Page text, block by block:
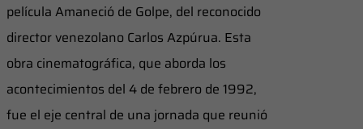
película Amaneció de Golpe, del reconocido
director venezolano Carlos Azpúrua. Esta
obra cinematográfica, que aborda los
acontecimientos del 4 de febrero de 1992,
fue el eje central de una jornada que reunió